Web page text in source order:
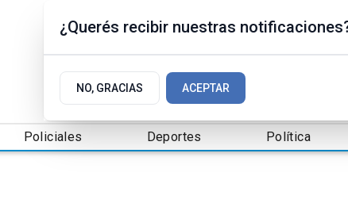
Policiales Deportes Política
¿Querés recibir nuestras
NO, GRACIAS ACEPTAR